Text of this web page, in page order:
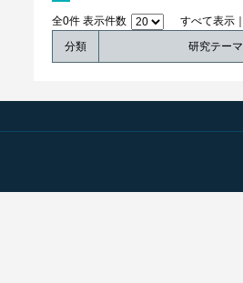
全0件 表示件数 すべて表示｜
分類
研究テーマ